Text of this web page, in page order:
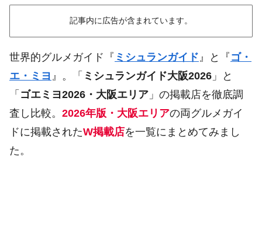
記事内に広告が含まれています。
世界的グルメガイド『 ミシュランガイド 』と『 ゴ・
エ・ミヨ 』。「 ミシュランガイド大阪2026 」と
「 ゴエミヨ2026・大阪エリア 」の掲載店を徹底調
査し比較。 2026年版・大阪エリアの両グルメガイ
ドに掲載されたW掲載店を一覧にまとめてみまし
た。